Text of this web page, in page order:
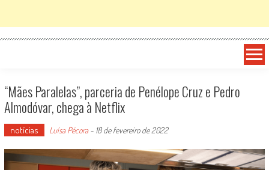
“Mães Paralelas”, parceria de Penélope Cruz e Pedro
Almodóvar, chega à Netflix
notícias Luísa Pécora- 18 de fevereiro de 2022